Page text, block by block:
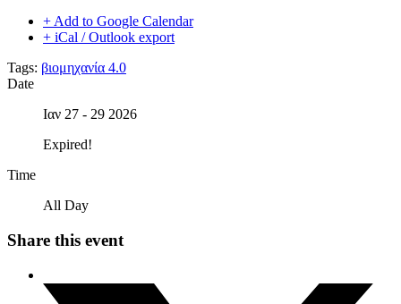
+ Add to Google Calendar
+ iCal / Outlook export
Tags: βιομηχανία 4.0
Date
Ιαν 27 - 29 2026
Expired!
Time
All Day
Share this event